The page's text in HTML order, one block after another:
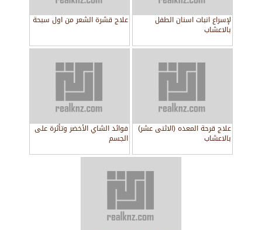
لإسراع انبات اسنان الطفل
بالاعشاب
علاج قشرة الشعر من اول سبحة
علاج قرحة المعده (الاثنى عشر)
بالاعشاب
فوائد الشاي الأخضر وتأثرة على
الجسم